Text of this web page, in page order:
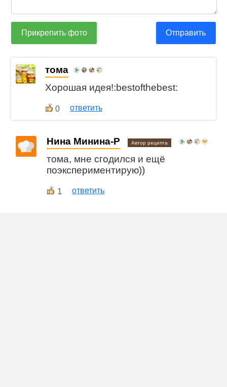
Прикрепить фото Отправить
тома
Хорошая идея!:bestofthebest:
0 ответить
Нина Минина-Р Автор рецепта
тома, мне сгодился и ещё
поэкспериментирую))
1 ответить